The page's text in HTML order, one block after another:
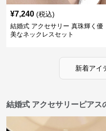
¥7,240 (税込)
結婚式 アクセサリー 真珠輝く優
美なネックレスセット
新着アイ
結婚式 アクセサリーピアス